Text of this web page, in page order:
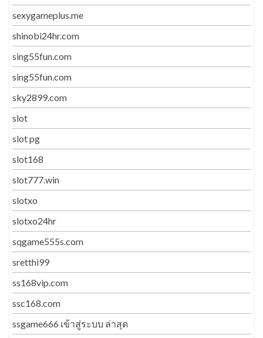
sexygameplus.me
shinobi24hr.com
sing55fun.com
sing55fun.com
sky2899.com
slot
slot pg
slot168
slot777.win
slotxo
slotxo24hr
sqgame555s.com
sretthi99
ss168vip.com
ssc168.com
ssgame666 เข้าสู่ระบบ ล่าสุด